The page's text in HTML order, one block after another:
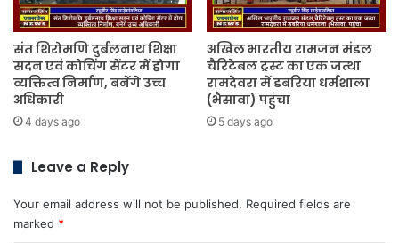
संत शिरोमणि दुर्बलनाथ शिक्षा
सदन एवं कोचिंग सेंटर में होगा
व्यक्तित्व निर्माण, बनेंगे उच्च
अधिकारी
4 days ago
अखिल भारतीय रामजन मंडल
चैरिटेबल ट्रस्ट का एक जत्था
रामदेवरा में डबरिया धर्मशाला
(भैसावा) पहुंचा
5 days ago
Leave a Reply
Your email address will not be published. Required fields are
marked *